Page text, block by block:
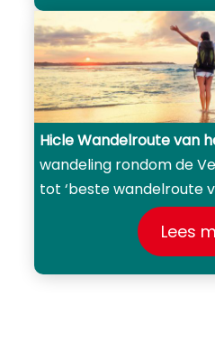
HicleWandelroute van
wandeling rondom de
tot ‘beste wandelroute
Lees